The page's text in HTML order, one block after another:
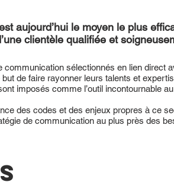
aujourd’hui le moyen le plus
clientèle qualifiée et
communication sélectionnés en lien direct
de faire rayonner leurs talents et
imposés comme l’outil incontournable
des codes et des enjeux propres à ce
de communication au plus près des